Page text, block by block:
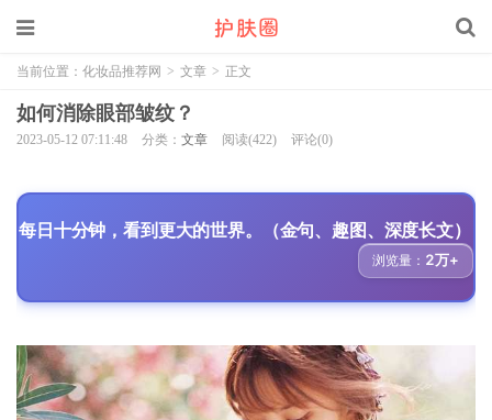
当前位置： 化妆品推荐网 > 文章 > 正文
如何消除眼部皱纹？
2023-05-12 07:11:48 分类： 文章 阅读(422) 评论(0)
每日十分钟，看到更大的世界。（金句、趣图、深度长文）
浏览量： 2万+